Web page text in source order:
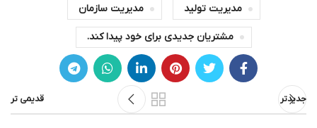
مدیریت تولید مدیریت سازمان
مشتریان جدیدی برای خود پیدا کند.
جدیدتر قدیمی تر